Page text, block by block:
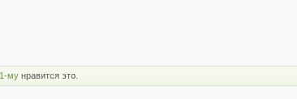
му нравится это.